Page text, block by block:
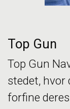
Top Gun
Top Gun
stedet,
forfine